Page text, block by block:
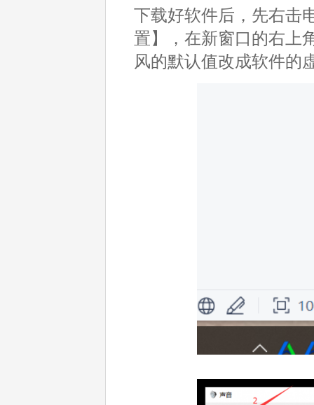
下载好软件后，先右击
置】，在新窗口的右上
风的默认值改成软件的